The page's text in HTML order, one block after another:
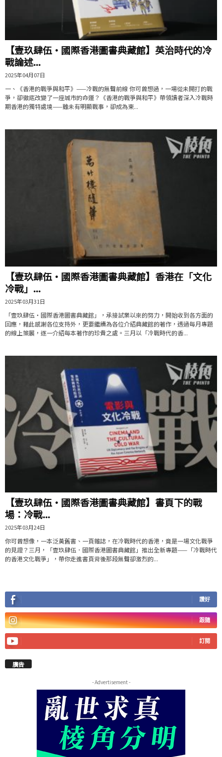
【壹玖肆伍·國際香港圖書典藏館】英治時代的冷
戰論述...
2025年04月07日
一、《香港的戰爭與和平》——冷戰的無聲前線 你可曾想過，一場從未開打的戰
爭，卻徹底改變了一座城市的命運？《香港的戰爭與和平》帶領讀者深入冷戰時
期香港的獨特處境——雖未有明顯戰事，卻成為東...
【壹玖肆伍·國際香港圖書典藏館】香港在「文化
冷戰」...
2025年03月31日
「壹玖肆伍・國際香港圖書典藏館」，承接試業以來的努力，開始收到各方面的
回應，藉此感謝各位支持外，更要繼續為各位介紹典藏館的著作，透過每月專題
的線上策展，逐一介紹每本著作的珍貴之處。三月以「冷戰時代的香...
【壹玖肆伍·國際香港圖書典藏館】書頁下的戰
場：冷戰...
2025年03月24日
你可曾想像，一本泛黃舊書、一頁雜誌，在冷戰時代的香港，竟是一場文化戰爭
的見證？三月，「壹玖肆伍．國際香港圖書典藏館」推出全新專題——「冷戰時代
的香港文化戰爭」，帶你走進書頁背後那段無聲卻激烈的...
讚好
跟隨
訂閱
廣告
- Advertisement -